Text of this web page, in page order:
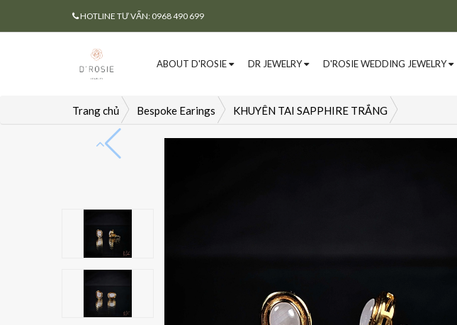
HOTLINE TƯ VẤN: 0968 490 699
ABOUT D'ROSIE DR JEWELRY D'ROSIE WEDDING JEWELRY
Trang chủ Bespoke Earings KHUYÊN TAI SAPPHIRE TRẮNG